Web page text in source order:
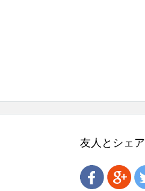
友人とシェア